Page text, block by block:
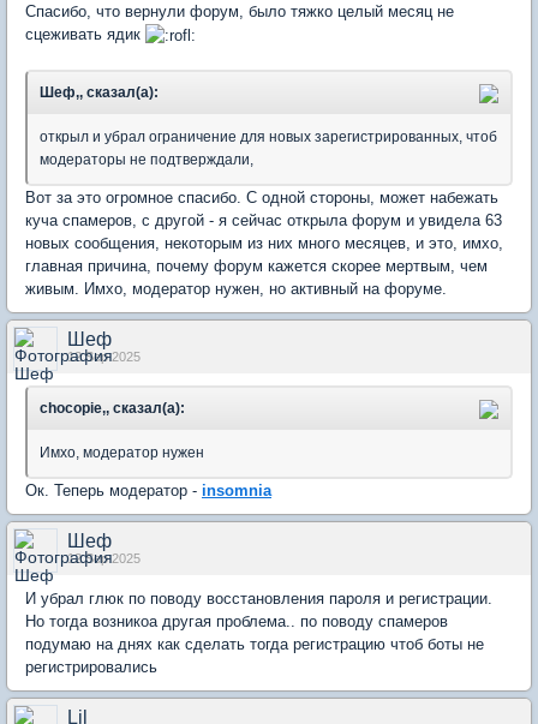
Спасибо, что вернули форум, было тяжко целый месяц не
сцеживать ядик
Шеф,, сказал(а):
открыл и убрал ограничение для новых зарегистрированных, чтоб
модераторы не подтверждали,
Вот за это огромное спасибо. С одной стороны, может набежать
куча спамеров, с другой - я сейчас открыла форум и увидела 63
новых сообщения, некоторым из них много месяцев, и это, имхо,
главная причина, почему форум кажется скорее мертвым, чем
живым. Имхо, модератор нужен, но активный на форуме.
Шеф
12 Sep 2025
chocopie,, сказал(а):
Имхо, модератор нужен
Ок. Теперь модератор - insomnia
Шеф
12 Sep 2025
И убрал глюк по поводу восстановления пароля и регистрации.
Но тогда возникоа другая проблема.. по поводу спамеров
подумаю на днях как сделать тогда регистрацию чтоб боты не
регистрировались
Lil